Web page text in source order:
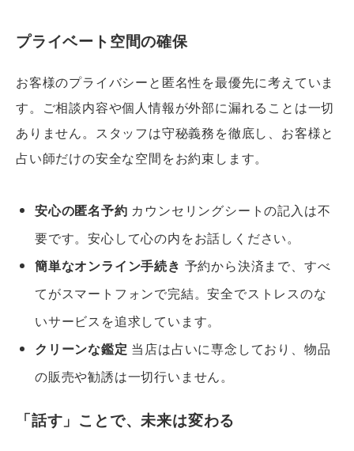
プライベート空間の確保
お客様のプライバシーと匿名性を最優先に考えていま
す。ご相談内容や個人情報が外部に漏れることは一切
ありません。スタッフは守秘義務を徹底し、お客様と
占い師だけの安全な空間をお約束します。
安心の匿名予約 カウンセリングシートの記入は不
要です。安心して心の内をお話しください。
簡単なオンライン手続き 予約から決済まで、すべ
てがスマートフォンで完結。安全でストレスのな
いサービスを追求しています。
クリーンな鑑定 当店は占いに専念しており、物品
の販売や勧誘は一切行いません。
「話す」ことで、未来は変わる